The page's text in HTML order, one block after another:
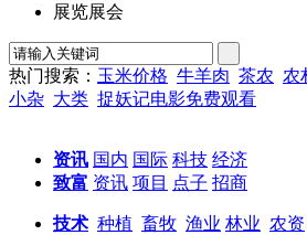
展览展会
热门搜索： 玉米价格 牛羊肉 茶农 农
小杂 大类 捉妖记电影免费观看
资讯 国内 国际 科技 经济
致富 资讯 项目 点子 招商
技术 种植 畜牧 渔业 林业 农资